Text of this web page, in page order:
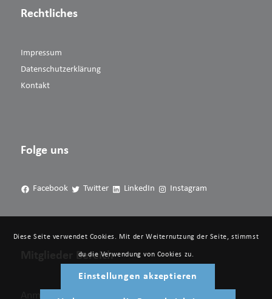
Rechtliches
Impressum
Datenschutzerklärung
Kontakt
Folge uns
Facebook Twitter LinkedIn Instagram
Mitglieder Bereich
Anmelden
Diese Seite verwendet Cookies. Mit der Weiternutzung der Seite, stimmst
du die Verwendung von Cookies zu.
Einstellungen akzeptieren